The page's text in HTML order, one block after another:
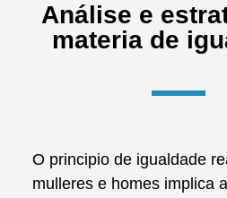
Análise e
materia de
O principio de igualdade
mulleres e homes implica